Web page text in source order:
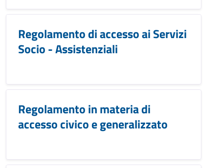
Regolamento di accesso ai Servizi
Socio - Assistenziali
Regolamento in materia di
accesso civico e generalizzato